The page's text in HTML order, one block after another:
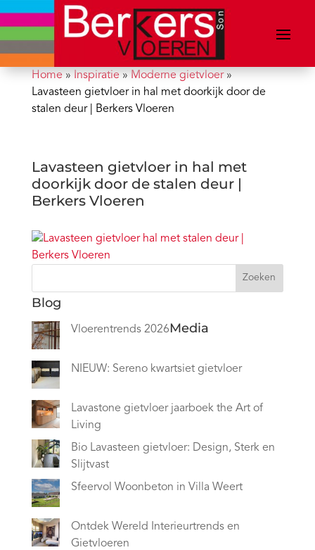
Home» Inspiratie» Moderne gietvloer»
Lavasteen gietvloer in hal met doorkijk door de
stalen deur | Berkers Vloeren
Lavasteen gietvloer in hal met
doorkijk door de stalen deur |
Berkers Vloeren
Zoeken
Blog
Vloerentrends 2026
NIEUW: Sereno kwartsiet gietvloer
Lavastone gietvloer jaarboek the Art of
Living
Bio Lavasteen gietvloer: Design, Sterk en
Slijtvast
Sfeervol Woonbeton in Villa Weert
Ontdek Wereld Interieurtrends en
Gietvloeren
Media